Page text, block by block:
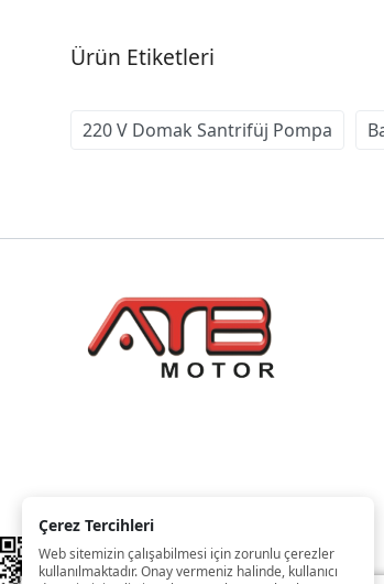
Ürün Etiketleri
220 V Domak Santrifüj Pompa
Çerez Tercihleri
Web sitemizin çalışabilmesi için zorunlu çerezler
kullanılmaktadır. Onay vermeniz halinde, kullanıcı